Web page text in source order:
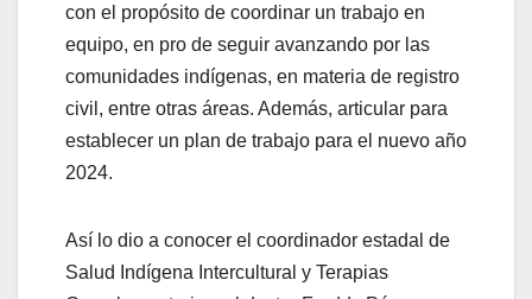
con el propósito de coordinar un trabajo en
equipo, en pro de seguir avanzando por las
comunidades indígenas, en materia de registro
civil, entre otras áreas. Además, articular para
establecer un plan de trabajo para el nuevo año
2024.
Así lo dio a conocer el coordinador estadal de
Salud Indígena Intercultural y Terapias